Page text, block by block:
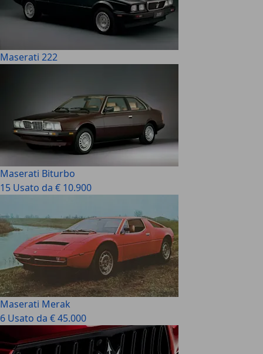
Maserati 222
Maserati Biturbo
15 Usato da € 10.900
Maserati Merak
6 Usato da € 45.000